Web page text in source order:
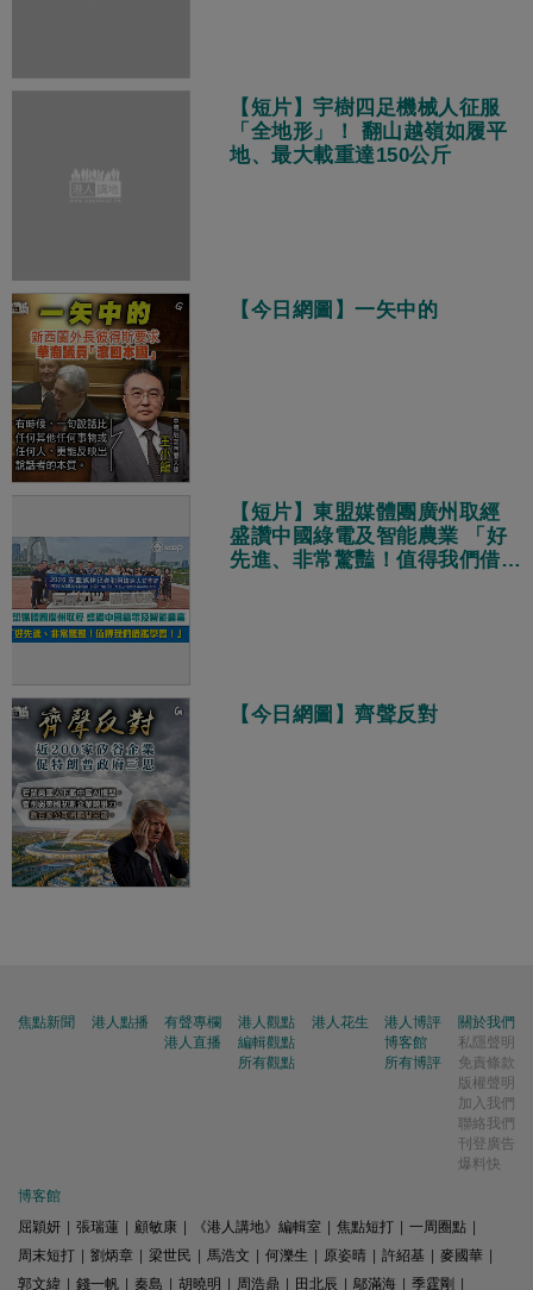
【短片】宇樹四足機械人征服
「全地形」！ 翻山越嶺如履平
地、最大載重達150公斤
【今日網圖】一矢中的
【短片】東盟媒體團廣州取經
盛讚中國綠電及智能農業 「好
先進、非常驚豔！值得我們借鑑
【今日網圖】齊聲反對
焦點新聞 港人點播
有聲專欄
港人直播
港人觀點
編輯觀點
所有觀點
港人花生
港人博評
博客館
所有博評
關於我們
私隱聲明
免責條款
版權聲明
加入我們
聯絡我們
刊登廣告
爆料快
博客館
屈穎妍
張瑞蓮 顧敏康 《港人講地》編輯室 焦點短打 一周圈點
周末短打
劉炳章 梁世民 馬浩文 何濼生 原姿晴 許紹基 麥國華
郭文緯
錢一帆 秦島 胡曉明 周浩鼎 田北辰 鄔滿海 季霆剛